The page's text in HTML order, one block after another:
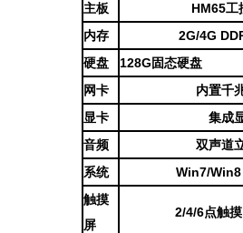
主板
HM65工
内存
2G/4G
硬盘
128G固态硬盘
网卡
内置千
显卡
集成
音频
双声道
系统
Win7/Win8
触摸
屏
2/4/6点触